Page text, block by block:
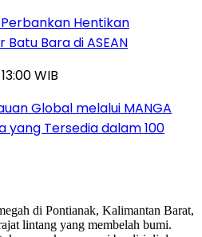
Hentikan
Bara di ASEAN
WIB
Global melalui MANGA
yang Tersedia dalam 100